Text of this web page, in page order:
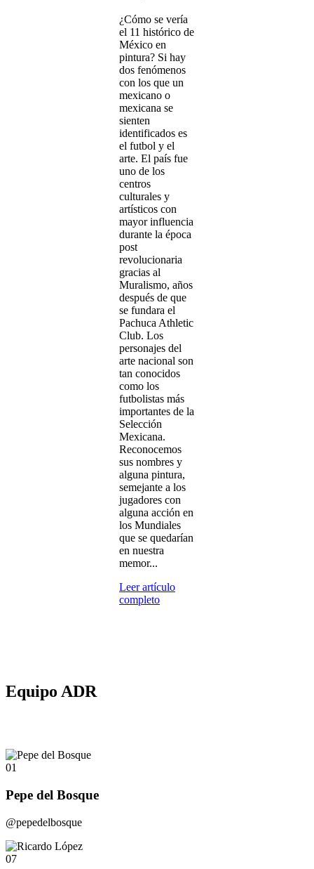
¿Cómo se vería
el 11 histórico de
México en
pintura? Si hay
dos fenómenos
con los que un
mexicano o
mexicana se
sienten
identificados es
el futbol y el
arte. El país fue
uno de los
centros
culturales y
artísticos con
mayor influencia
durante la época
post
revolucionaria
gracias al
Muralismo, años
después de que
se fundara el
Pachuca Athletic
Club. Los
personajes del
arte nacional son
tan conocidos
como los
futbolistas más
importantes de la
Selección
Mexicana.
Reconocemos
sus nombres y
alguna pintura,
semejante a los
jugadores con
alguna acción en
los Mundiales
que se quedarían
en nuestra
memor...
Leer artículo
completo
Equipo ADR
01
Pepe del Bosque
@pepedelbosque
07